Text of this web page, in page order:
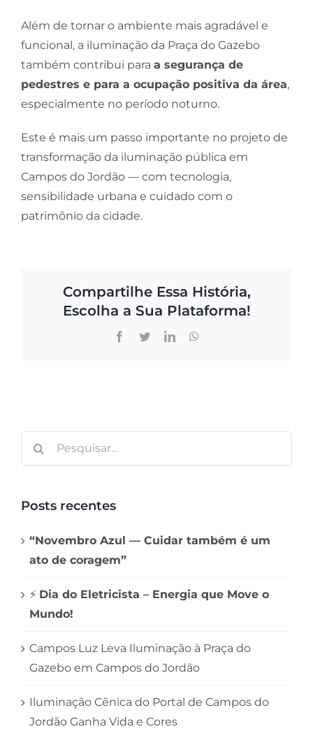
Além de tornar o ambiente mais agradável e
funcional, a iluminação da Praça do Gazebo
também contribui para a segurança de
pedestres e para a ocupação positiva da área,
especialmente no período noturno.
Este é mais um passo importante no projeto de
transformação da iluminação pública em
Campos do Jordão — com tecnologia,
sensibilidade urbana e cuidado com o
patrimônio da cidade.
Compartilhe Essa História,
Escolha a Sua Plataforma!
Facebook
TwitterLinkedIn
Posts recentes
“Novembro Azul — Cuidar também é um
ato de coragem”
⚡ Dia do Eletricista – Energia que Move o
Mundo!
Campos Luz Leva Iluminação à Praça do
Gazebo em Campos do Jordão
Iluminação Cênica do Portal de Campos do
Jordão Ganha Vida e Cores